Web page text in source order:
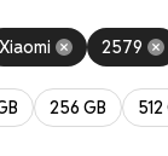
thể tìm Xiaomi
trao đổi trực tiếp,
Xiaomi 2579
256 GB 512